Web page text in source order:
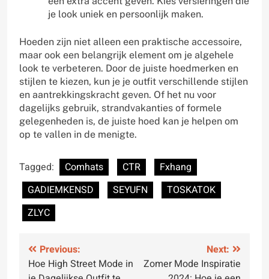
je look uniek en persoonlijk maken.
Hoeden zijn niet alleen een praktische accessoire,
maar ook een belangrijk element om je algehele
look te verbeteren. Door de juiste hoedmerken en
stijlen te kiezen, kun je je outfit verschillende stijlen
en aantrekkingskracht geven. Of het nu voor
dagelijks gebruik, strandvakanties of formele
gelegenheden is, de juiste hoed kan je helpen om
op te vallen in de menigte.
Tagged: Comhats CTR
Fxhang
GADIEMKENSD
SEYUFN
TOSKATOK
ZLYC
Bericht
navigatie
Previous:
Hoe High Street Mode in
Next:
Zomer Mode Inspiratie